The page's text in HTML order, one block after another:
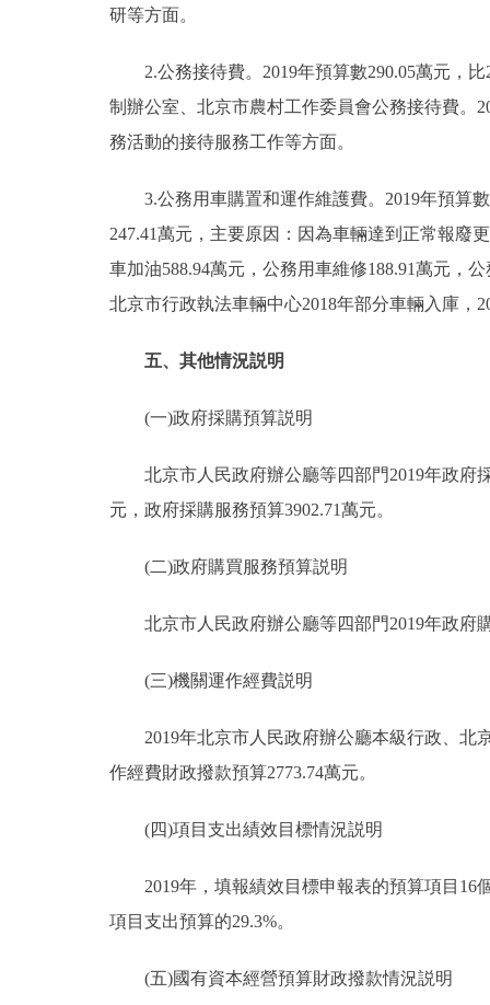
研等方面。
2.公務接待費。2019年預算數290.05萬元，比
制辦公室、北京市農村工作委員會公務接待費。
務活動的接待服務工作等方面。
3.公務用車購置和運作維護費。2019年預算數
247.41萬元，主要原因：因為車輛達到正常報廢
車加油588.94萬元，公務用車維修188.91萬元，
北京市行政執法車輛中心2018年部分車輛入庫，
五、其他情況説明
(一)政府採購預算説明
北京市人民政府辦公廳等四部門2019年政府採
元，政府採購服務預算3902.71萬元。
(二)政府購買服務預算説明
北京市人民政府辦公廳等四部門2019年政府
(三)機關運作經費説明
2019年北京市人民政府辦公廳本級行政、北
作經費財政撥款預算2773.74萬元。
(四)項目支出績效目標情況説明
2019年，填報績效目標申報表的預算項目16個
項目支出預算的29.3%。
(五)國有資本經營預算財政撥款情況説明